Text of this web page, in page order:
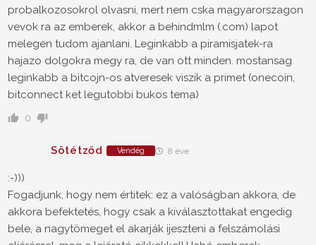
probalkozosokrol olvasni, mert nem cska magyarorszagon
vevok ra az emberek, akkor a behindmlm (.com) lapot
melegen tudom ajanlani. Leginkabb a piramisjatek-ra
hajazo dolgokra megy ra, de van ott minden. mostansag
leginkabb a bitcojn-os atveresek viszik a primet (onecoin,
bitconnect ket legutobbi bukos tema)
0
Sötétződ Vendég 8 éve
:-)))
Fogadjunk, hogy nem értitek: ez a valóságban akkora, de
akkora befektetés, hogy csak a kiválasztottakat engedig
bele, a nagytömeget el akarják ijeszteni a felszámolási